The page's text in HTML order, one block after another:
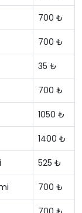
700 ₺
700 ₺
35 ₺
700 ₺
1050 ₺
1400 ₺
525 ₺
700 ₺